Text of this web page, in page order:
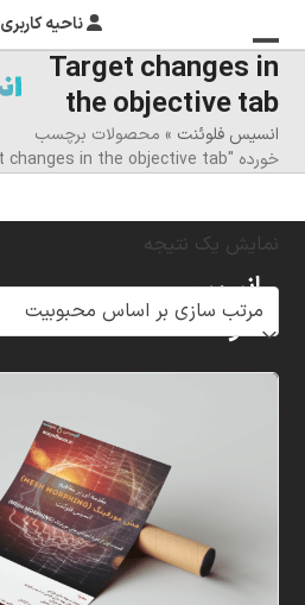
ناحیه کاربری
منوی
موبایل
را
تغییر
دهید
بستن
منوی
موبایل
Target changes in
the objective tab
انسیس فلوئنت » محصولات برچسب
خورده "Target changes in the objective tab"
نمایش یک نتیجه
انسیس
فلوئنت
زمینه
شبیه